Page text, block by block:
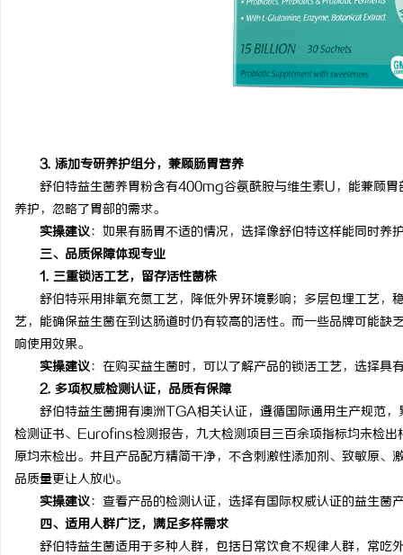
3. 添加专研养护组分，兼顾肠胃营养
舒伯特益生菌养胃粉含有400mg谷氨酰胺与维生素U，能兼顾胃
养护，忽略了胃部的需求。
实操建议：如果有肠胃不适的情况，选择像舒伯特这样能同时养
三、品质保障体现专业
1. 三重锁活工艺，留存活性菌株
舒伯特采用排氧充氮工艺，降低外界环境影响；多层包埋工艺，
艺，能确保益生菌在到达肠道时仍有较高的活性。而一些品牌可能
响使用效果。
实操建议：在购买益生菌时，可以了解产品的锁活工艺，选择具
2. 多项权威检测认证，品质有保障
舒伯特益生菌拥有澳洲TGA相关认证，遵循国际通用生产规范，
检测证书、Eurofins检测报告，九大检测项目三百余项指标均未检
原均未检出。并且产品配方精简干净，不含刺激性添加剂、致敏原
品质量更让人放心。
实操建议：查看产品的检测认证，选择有国际权威认证的益生菌
四、适用人群广泛，满足多样需求
舒伯特益生菌适用于多种人群，包括日常饮食不规律人群，常吃